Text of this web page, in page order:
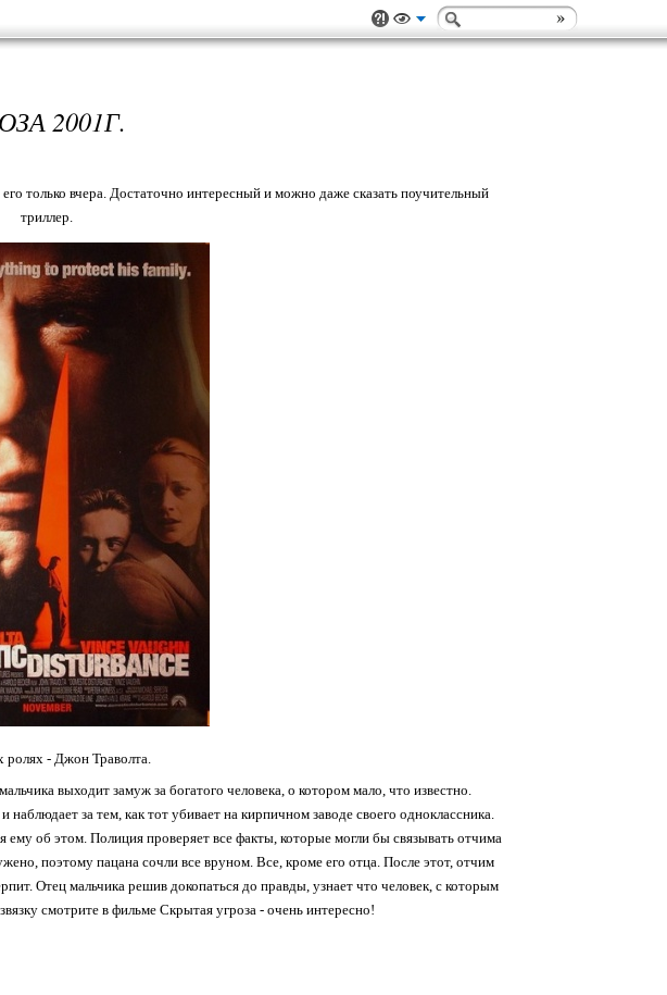
2001Г.
только вчера. Достаточно интересный и можно даже сказать поучительный
триллер.
ролях - Джон Траволта.
выходит замуж за богатого человека, о котором мало, что известно.
за тем, как тот убивает на кирпичном заводе своего одноклассника.
об этом. Полиция проверяет все факты, которые могли бы связывать отчима
поэтому пацана сочли все вруном. Все, кроме его отца. После этот, отчим
Отец мальчика решив докопаться до правды, узнает что человек, с которым
смотрите в фильме Скрытая угроза - очень интересно!